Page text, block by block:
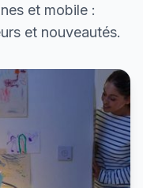
et mobile :
et nouveautés.